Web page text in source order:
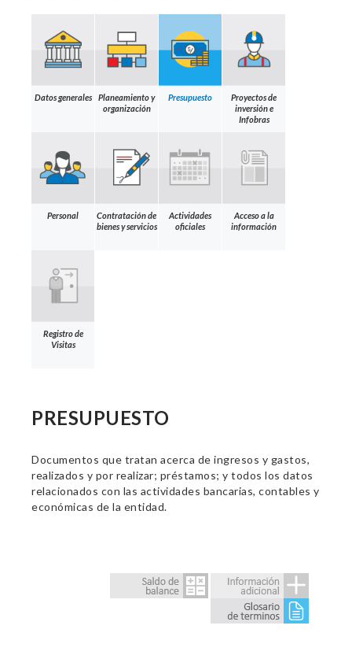
Datos generales
Planeamiento y
organización
Presupuesto
Proyectos de
inversión e
Infobras
Personal
Contratación de
bienes y servicios
Actividades
oficiales
Acceso a la
información
Registro de
Visitas
PRESUPUESTO
Documentos que tratan acerca de ingresos y gastos,
realizados y por realizar; préstamos; y todos los datos
relacionados con las actividades bancarias, contables y
económicas de la entidad.